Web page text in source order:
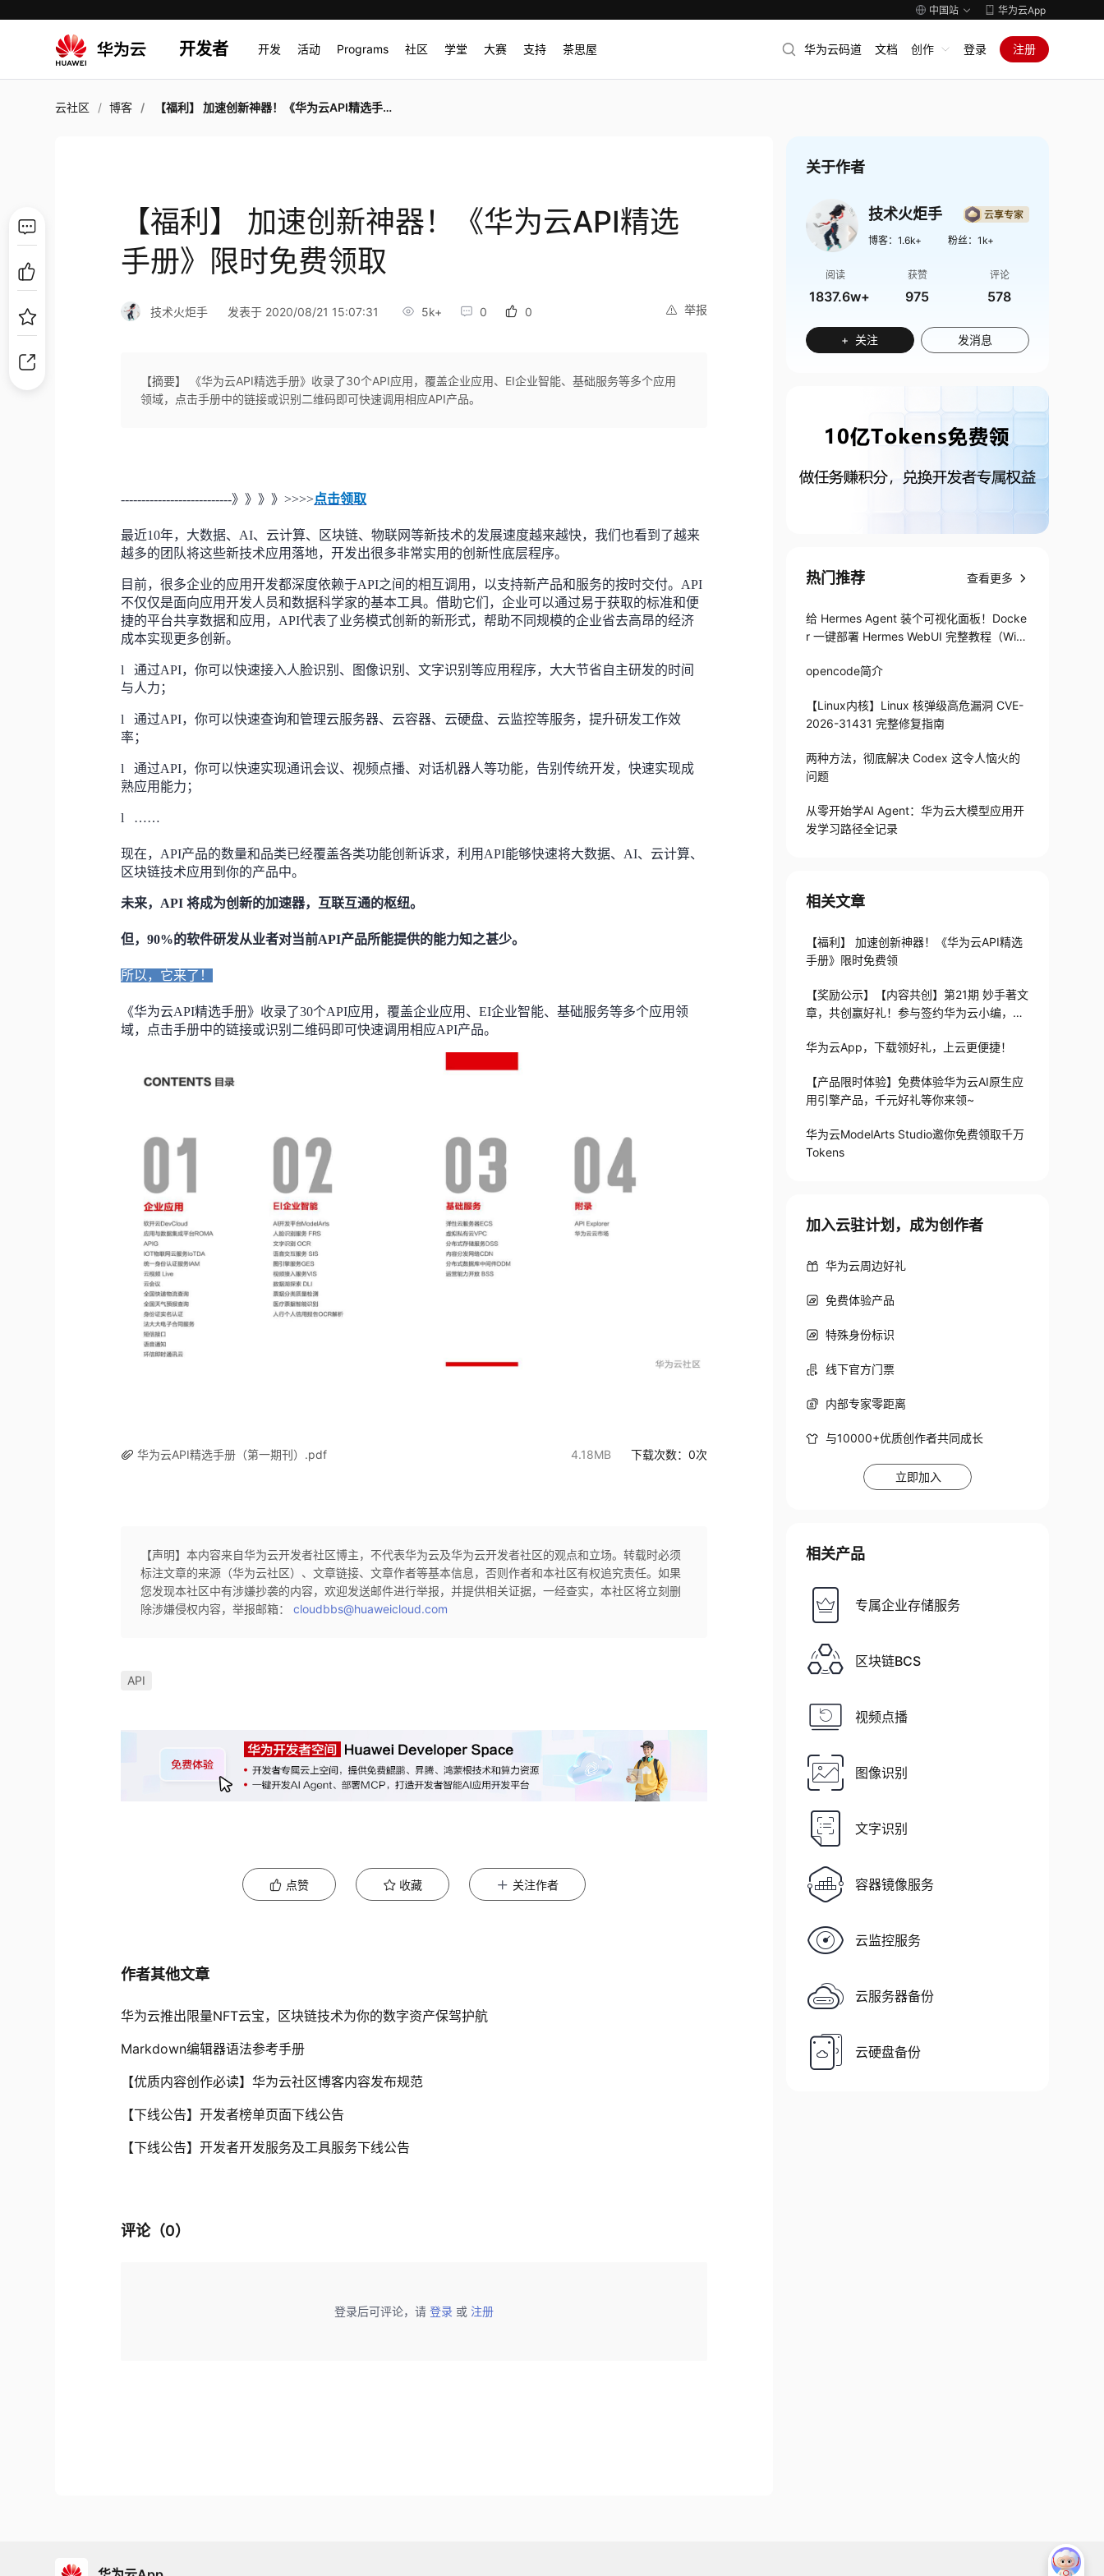
中国站 华为云App
开发者 开发 活动 Programs 社区 学堂 大赛 支持 茶思屋 华为云码道 文档 创作 登录 注册
云社区 博客 【福利】 加速创新神器！《华为云API精选手册》限时免费领取
【福利】 加速创新神器！《华为云API精选
手册》限时免费领取
举报
技术火炬手 发表于 2020/08/21 15:07:31 5k+ 0 0
【摘要】 《华为云API精选手册》收录了30个API应用，覆盖企业应用、EI企业智能、基础服务等多个应用
领域，点击手册中的链接或识别二维码即可快速调用相应API产品。
---------------------------》》》》>>>>点击领取
最近10年，大数据、AI、云计算、区块链、物联网等新技术的发展速度越来越快，我们也看到了越来
越多的团队将这些新技术应用落地，开发出很多非常实用的创新性底层程序。
目前，很多企业的应用开发都深度依赖于API之间的相互调用，以支持新产品和服务的按时交付。API
不仅仅是面向应用开发人员和数据科学家的基本工具。借助它们，企业可以通过易于获取的标准和便
捷的平台共享数据和应用，API代表了业务模式创新的新形式，帮助不同规模的企业省去高昂的经济
成本实现更多创新。
l
通过API，你可以快速接入人脸识别、图像识别、文字识别等应用程序，大大节省自主研发的时间
与人力；
l
通过API，你可以快速查询和管理云服务器、云容器、云硬盘、云监控等服务，提升研发工作效
率；
l
通过API，你可以快速实现通讯会议、视频点播、对话机器人等功能，告别传统开发，快速实现成
熟应用能力；
l ……
现在，API产品的数量和品类已经覆盖各类功能创新诉求，利用API能够快速将大数据、AI、云计算、
区块链技术应用到你的产品中。
未来，API 将成为创新的加速器，互联互通的枢纽。
但，90%的软件研发从业者对当前API产品所能提供的能力知之甚少。
所以，它来了！
《华为云API精选手册》收录了30个API应用，覆盖企业应用、EI企业智能、基础服务等多个应用领
域，点击手册中的链接或识别二维码即可快速调用相应API产品。
华为云API精选手册（第一期刊）.pdf 4.18MB 下载次数： 0次
【声明】本内容来自华为云开发者社区博主，不代表华为云及华为云开发者社区的观点和立场。转载时必须
标注文章的来源（华为云社区）、文章链接、文章作者等基本信息，否则作者和本社区有权追究责任。如果
您发现本社区中有涉嫌抄袭的内容，欢迎发送邮件进行举报，并提供相关证据，一经查实，本社区将立刻删
除涉嫌侵权内容，举报邮箱：cloudbbs@huaweicloud.com
API
点赞 收藏 关注作者
作者其他文章
华为云推出限量NFT云宝，区块链技术为你的数字资产保驾护航
Markdown编辑器语法参考手册
【优质内容创作必读】华为云社区博客内容发布规范
【下线公告】开发者榜单页面下线公告
【下线公告】开发者开发服务及工具服务下线公告
评论（0）
登录后可评论，请 登录 或 注册
关于作者
技术火炬手
博客： 1.6k+ 粉丝： 1k+
阅读
1837.6w+
获赞
975
评论
578
+ 关注 发消息
热门推荐 查看更多
给 Hermes Agent 装个可视化面板！Docke
r 一键部署 Hermes WebUI 完整教程（Win
opencode简介
【Linux内核】Linux 核弹级高危漏洞 CVE-
2026-31431 完整修复指南
两种方法，彻底解决 Codex 这令人恼火的
问题
从零开始学AI Agent：华为云大模型应用开
发学习路径全记录
相关文章
【福利】 加速创新神器！《华为云API精选
手册》限时免费领
【奖励公示】【内容共创】第21期 妙手著文
章，共创赢好礼！参与签约华为云小编，开
华为云App，下载领好礼，上云更便捷！
【产品限时体验】免费体验华为云AI原生应
用引擎产品，千元好礼等你来领~
华为云ModelArts Studio邀你免费领取千万
Tokens
加入云驻计划，成为创作者
华为云周边好礼
免费体验产品
特殊身份标识
线下官方门票
内部专家零距离
与10000+优质创作者共同成长
立即加入
相关产品
专属企业存储服务
区块链BCS
视频点播
图像识别
文字识别
容器镜像服务
云监控服务
云服务器备份
云硬盘备份